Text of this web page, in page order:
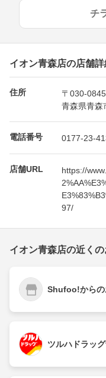
チ
イオン青森店の店舗詳
住所
〒030-0845
青森県青森
電話番号 0177-23-
店舗URL
https://
97/
イオン青森店の近く
Shufoo!からの
ツルハドラッ